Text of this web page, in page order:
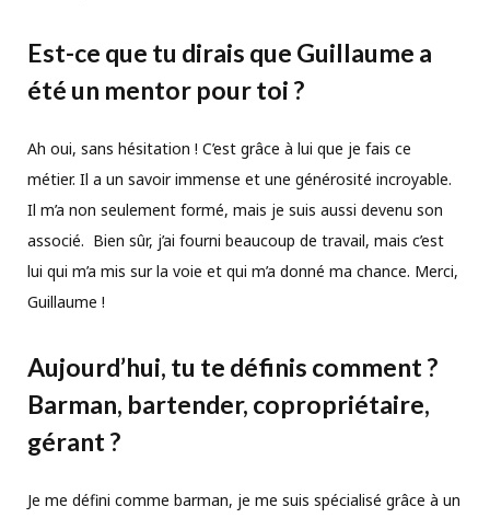
Est-ce que tu dirais que Guillaume a
été un mentor pour toi ?
Ah oui, sans hésitation ! C’est grâce à lui que je fais ce
métier. Il a un savoir immense et une générosité incroyable.
Il m’a non seulement formé, mais je suis aussi devenu son
associé. Bien sûr, j’ai fourni beaucoup de travail, mais c’est
lui qui m’a mis sur la voie et qui m’a donné ma chance. Merci,
Guillaume !
Aujourd’hui, tu te définis comment ?
Barman, bartender, copropriétaire,
gérant ?
Je me défini comme barman, je me suis spécialisé grâce à un